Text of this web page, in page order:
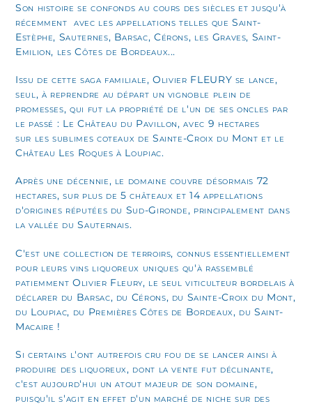
Son histoire se confonds au cours des siècles et jusqu'à
récemment avec les appellations telles que Saint-
Estèphe, Sauternes, Barsac, Cérons, les Graves, Saint-
Emilion, les Côtes de Bordeaux...
Issu de cette saga familiale, Olivier FLEURY se lance,
seul, à reprendre au départ un vignoble plein de
promesses, qui fut la propriété de l'un de ses oncles par
le passé : Le Château du Pavillon, avec 9 hectares
sur les sublimes coteaux de Sainte-Croix du Mont et le
Château Les Roques à Loupiac.
Après une décennie, le domaine couvre désormais 72
hectares, sur plus de 5 châteaux et 14 appellations
d'origines réputées du Sud-Gironde, principalement dans
la vallée du Sauternais.
C'est une collection de terroirs, connus essentiellement
pour leurs vins liquoreux uniques qu'à rassemblé
patiemment Olivier Fleury, le seul viticulteur bordelais à
déclarer du Barsac, du Cérons, du Sainte-Croix du Mont,
du Loupiac, du Premières Côtes de Bordeaux, du Saint-
Macaire !
Si certains l'ont autrefois cru fou de se lancer ainsi à
produire des liquoreux, dont la vente fut déclinante,
c'est aujourd'hui un atout majeur de son domaine,
puisqu'il s'agit en effet d'un marché de niche sur des